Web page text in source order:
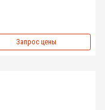
Запрос цены